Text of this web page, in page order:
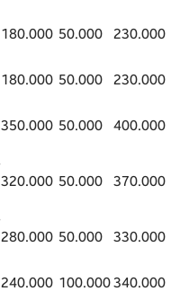
180.000 50.000 230.000
180.000 50.000 230.000
350.000 50.000 400.000
320.000 50.000 370.000
280.000 50.000 330.000
240.000 100.000340.000